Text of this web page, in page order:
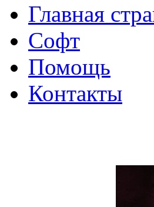
Главная
Софт
Помощь
Контакты